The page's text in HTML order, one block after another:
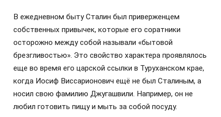
В ежедневном быту Сталин был приверженцем
собственных привычек, которые его соратники
осторожно между собой называли «бытовой
брезгливостью». Это свойство характера проявлялось
еще во время его царской ссылки в Туруханском крае,
когда Иосиф Виссарионович ещё не был Сталиным, а
носил свою фамилию Джугашвили. Например, он не
любил готовить пищу и мыть за собой посуду.